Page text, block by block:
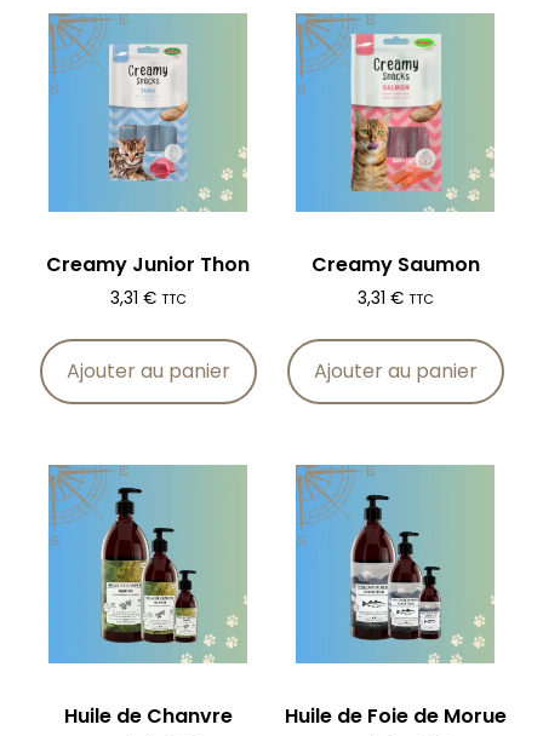
Creamy Junior Thon
3,31 € TTC
Ajouter au panier
Creamy Saumon
3,31 € TTC
Ajouter au panier
Huile de Chanvre Huile de Foie de Morue